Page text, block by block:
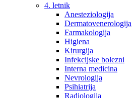
4. letnik
Anesteziologija
Dermatovenerologija
Farmakologija
Higiena
Kirurgija
Infekcijske bolezni
Interna medicina
Nevrologija
Psihiatrija
Radiologija